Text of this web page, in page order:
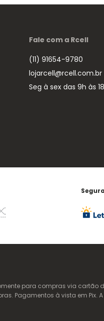
Fale com a Rcell
(11) 91654-9780
lojarcell@rcell.com.br
Seg à sex das 9h às
para compras via cartão
Pagamentos à vista em Pix.